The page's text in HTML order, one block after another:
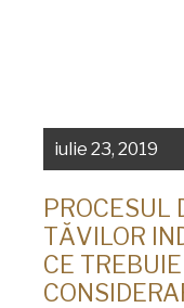
iulie 23, 2019
PROCESUL
TĂVILOR
CE